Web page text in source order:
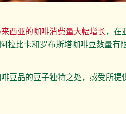
来西亚的咖啡消费量大幅增长，在
拉比卡和罗布斯塔咖啡豆数量有
豆品的豆子独特之处，感受所提